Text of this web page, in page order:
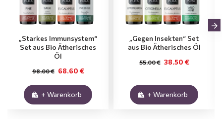
„Starkes Immunsystem“
Set aus Bio Ätherisches
Öl
68.60 €
98.00 €
+ Warenkorb
„Gegen Insekten“ Set
aus Bio Ätherisches Öl
38.50 €
55.00 €
+ Warenkorb